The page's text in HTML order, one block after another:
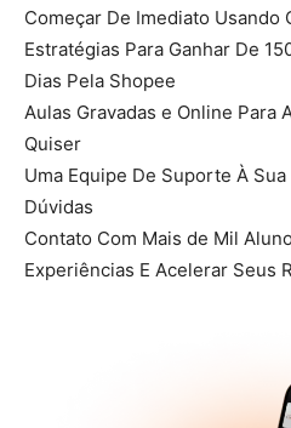
Começar De Imediato Usando
Estratégias Para Ganhar De
Dias Pela Shopee
Aulas Gravadas e Online Para
Quiser
Uma Equipe De Suporte À
Dúvidas
Contato Com Mais de Mil
Experiências E Acelerar Seus